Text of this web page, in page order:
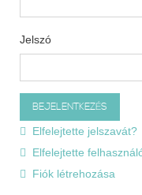
Jelszó
Elfelejtette jelszavát?
Elfelejtette
Fiók létrehozása